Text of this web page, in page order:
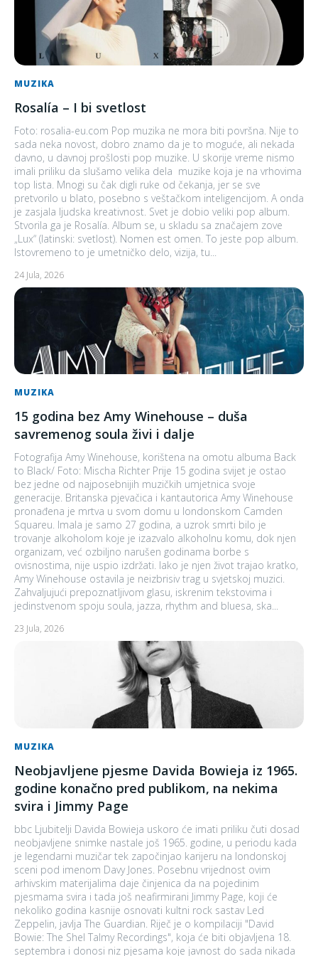
MUZIKA
Rosalía – I bi svetlost
Foto: rosalia-eu.com Pop muzika ne mora biti površna. Nije to
sada neka novost, dobro znamo da je to moguće, ali nekada
davno, u davnoj prošlosti pop muzike. U skorije vreme nismo
imali priliku da slušamo velika dela muzike koja je na vrhovima
top lista. Mnogi su čak digli ruke od čekanja, jer se sve
pretvorilo u blato, posebno s veštačkom inteligencijom. A onda
je zasjala ljudska kreativnost. Svet je dobio veliki pop album.
Stvorila ga je Rosalía. Album se, u skladu sa značajem zove
„Lux“ (latinski: svetlost). Nomen est omen. To jeste pop album.
Istovremeno to je umetničko delo, vizija, tu...
24 Jula, 2026
MUZIKA
15 godina bez Amy Winehouse – duša
savremenog soula živi i dalje
Fotografija Amy Winehouse, korištena na omotu albuma Back
to Black/ Foto: Mischa Richter Prije 15 godina svijet je ostao
bez jedne od najposebnijih muzičkih umjetnica svoje
generacije. Britanska pjevačica i kantautorica Amy Winehouse
pronađena je mrtva u svom domu u londonskom Camden
Squareu. Imala je samo 27 godina, a uzrok smrti bilo je
trovanje alkoholom koje je izazvalo alkoholnu komu, dok njen
organizam, već ozbiljno narušen godinama borbe s
ovisnostima, nije uspio izdržati. Iako je njen život trajao kratko,
Amy Winehouse ostavila je neizbrisiv trag u svjetskoj muzici.
Zahvaljujući prepoznatljivom glasu, iskrenim tekstovima i
jedinstvenom spoju soula, jazza, rhythm and bluesa, ska...
23 Jula, 2026
MUZIKA
Neobjavljene pjesme Davida Bowieja iz 1965.
godine konačno pred publikom, na nekima
svira i Jimmy Page
bbc Ljubitelji Davida Bowieja uskoro će imati priliku čuti dosad
neobjavljene snimke nastale još 1965. godine, u periodu kada
je legendarni muzičar tek započinjao karijeru na londonskoj
sceni pod imenom Davy Jones. Posebnu vrijednost ovim
arhivskim materijalima daje činjenica da na pojedinim
pjesmama svira i tada još neafirmirani Jimmy Page, koji će
nekoliko godina kasnije osnovati kultni rock sastav Led
Zeppelin, javlja The Guardian. Riječ je o kompilaciji "David
Bowie: The Shel Talmy Recordings", koja će biti objavljena 18.
septembra i donosi niz pjesama koje javnost do sada nikada